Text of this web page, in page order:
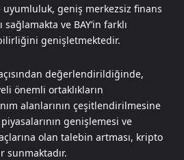
geniş merkezsiz finans
ve BAY’in farklı
genişletmektedir.
değerlendirildiğinde,
önemli ortaklıkların
alanlarının çeşitlendirilmesine
genişlemesi ve
olan talebin artması, kripto
sunmaktadır.